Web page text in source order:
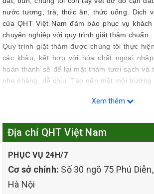
nước tương, trà, thức ăn, thức uống. Dịch
của QHT Việt Nam đảm bảo phục vụ khách
chuyên nghiệp với quy trình giặt thảm chuẩn.
Quy trình giặt thảm được chúng tôi thực
các khâu, kết hợp với hóa chất ngoại
hoàn thành sẽ để lại mặt thảm tươi sạch và
nhẹ nhàng, dễ chịu. Tạo nên một môi trường
Xem thêm
Địa chỉ QHT Việt Nam
PHỤC VỤ 24H/7
Cơ sở chính: Số 30 ngõ 75 Phú
Hà Nội